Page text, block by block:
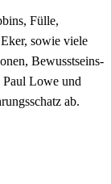
Fülle,
sowie viele
Bewusstseins-
Paul Lowe und
ab.